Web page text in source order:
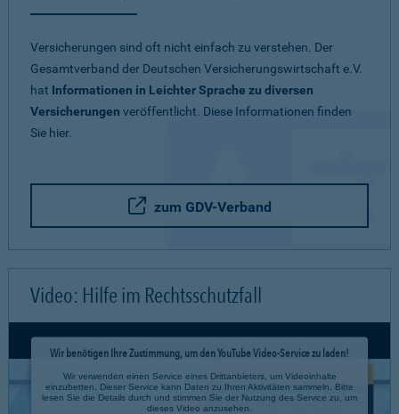
Versicherungen sind oft nicht einfach zu verstehen. Der
Gesamtverband der Deutschen Versicherungswirtschaft e.V.
hat Informationen in Leichter Sprache zu diversen
Versicherungen veröffentlicht. Diese Informationen finden
Sie hier.
zum GDV-Verband
Video: Hilfe im Rechtsschutzfall
Wir benötigen Ihre Zustimmung, um den YouTube Video-Service zu laden!
Wir verwenden einen Service eines Drittanbieters, um Videoinhalte
einzubetten. Dieser Service kann Daten zu Ihren Aktivitäten sammeln. Bitte
lesen Sie die Details durch und stimmen Sie der Nutzung des Service zu, um
dieses Video anzusehen.